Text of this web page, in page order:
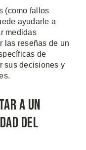
(como fallos
ayudarle a
medidas
las reseñas de un
de
sus decisiones y
a un
del